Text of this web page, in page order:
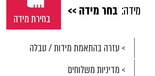
> עזרה בהתאמת מידות / טבלה
> מדיניות משלוחים
בחירת מידה בחר מידה >> מידה: